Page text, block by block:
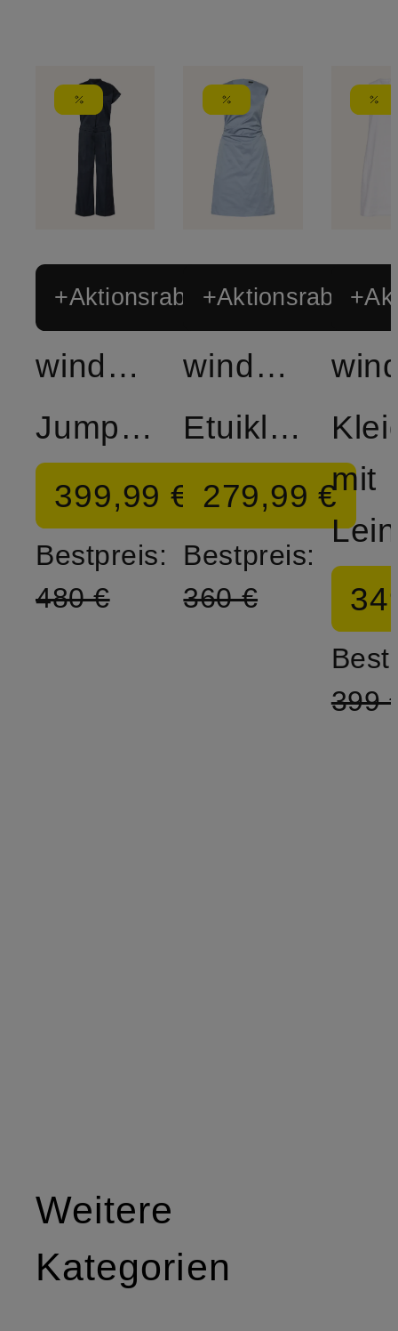
+Aktionsrabatt
windsor.
Jumpsuit
399,99 €
Bestpreis:
480 €
+Aktionsrabatt
windsor.
Etuikleid
279,99 €
Bestpreis:
360 €
mit
399
Weitere
Kategorien